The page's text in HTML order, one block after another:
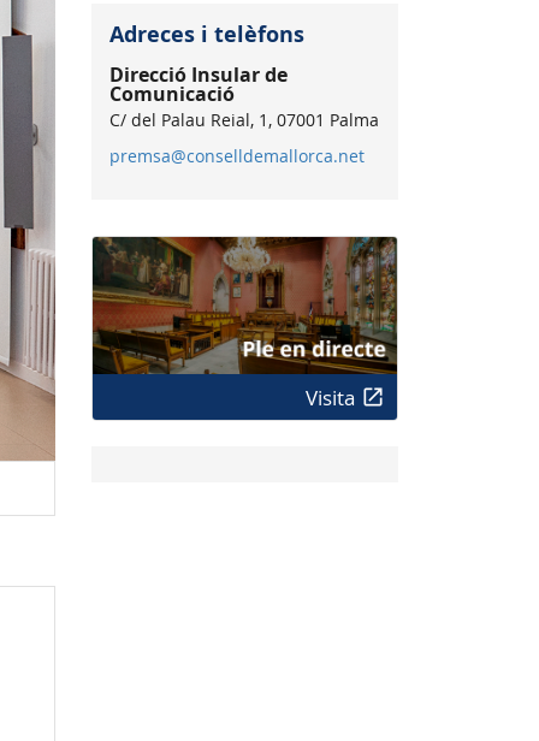
Adreces i telèfons
Direcció Insular de
Comunicació
C/ del Palau Reial, 1, 07001 Palma
premsa@conselldemallorca.net
Visita